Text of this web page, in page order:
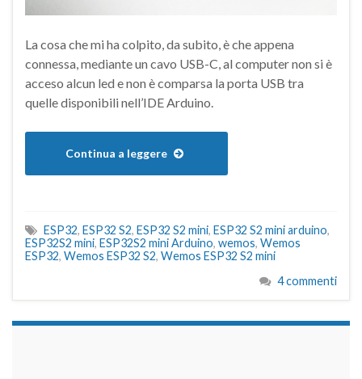
La cosa che mi ha colpito, da subito, è che appena
connessa, mediante un cavo USB-C, al computer non si è
acceso alcun led e non è comparsa la porta USB tra
quelle disponibili nell’IDE Arduino.
Continua a leggere
ESP32, ESP32 S2, ESP32 S2 mini, ESP32 S2 mini arduino,
ESP32S2 mini, ESP32S2 mini Arduino, wemos, Wemos
ESP32, Wemos ESP32 S2, Wemos ESP32 S2 mini
4 commenti